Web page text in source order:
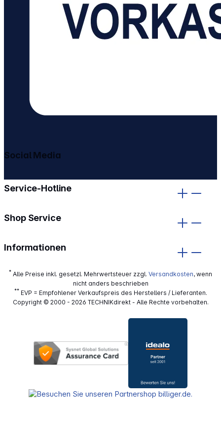
Service-Hotline
Shop Service
Informationen
Social Media
* Alle Preise inkl. gesetzl. Mehrwertsteuer zzgl. Versandkosten, wenn
nicht anders beschrieben
**EVP = Empfohlener Verkaufspreis des Herstellers / Lieferanten.
Copyright © 2000 - 2026 TECHNIKdirekt - Alle Rechte vorbehalten.